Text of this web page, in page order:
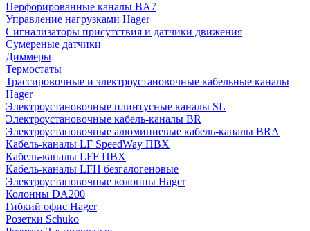
Перфорированные каналы BA7
Управление нагрузками Hager
Сигнализаторы присутствия и датчики движения
Сумереные датчики
Диммеры
Термостаты
Трассировочные и электроустановочные кабельные каналы
Hager
Электроустановочные плинтусные каналы SL
Электроустановочные кабель-каналы BR
Электроустановочные алюминиевые кабель-каналы BRA
Кабель-каналы LF SpeedWay ПВХ
Кабель-каналы LFF ПВХ
Кабель-каналы LFH безгалогеновые
Электроустановочные колонны Hager
Колонны DA200
Гибкий офис Hager
Розетки Schuko